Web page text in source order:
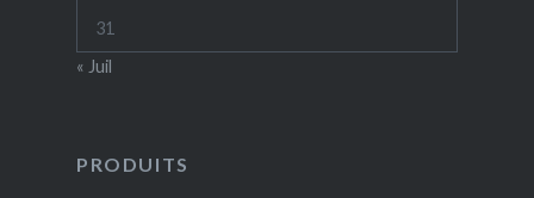
31
« Juil
PRODUITS